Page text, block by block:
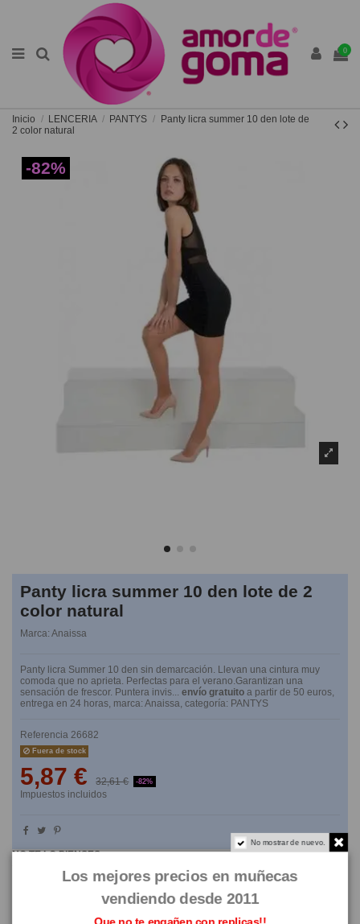
0
Inicio LENCERIA PANTYS
Panty licra summer 10 den lote de
2 color natural
-82%
Panty licra summer 10 den lote de 2
color natural
Marca: Anaissa
Panty licra Summer 10 den sin demarcación. Llevan una cintura muy
comoda que no aprieta. Perfectas para el verano.Garantizan una
sensación de frescor. Puntera invis... envío gratuito a partir de 50 euros,
entrega en 24 horas, marca: Anaissa, categoría: PANTYS
Referencia 26682
Fuera de stock
5,87 € 32,61 € -82%
Impuestos incluidos
NO TE LO PIENSES
No mostrar de nuevo.
Los mejores precios en muñecas
vendiendo desde 2011
Que no te engañen con replicas!!